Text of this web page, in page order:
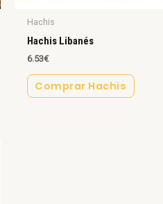
Hachis
Hachis Libanés
6.53€
Comprar Hachis